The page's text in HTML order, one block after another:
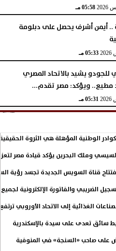
05:58 مـ
أيمن أشرف يحصل على دبلومة
05:33 مـ
للجودو يشيد بالاتحاد المصري
مطيع.. ويؤكد: مصر تقدم...
05:31 مـ
وملك البحرين يؤكد قيادة مصر
قناة السويس الجديدة تجسد رؤية
الضريبي والفاتورة الإلكترونية
إلى الاتحاد الأوروبي ترتفع 15.4% خلال النصف الأول من
سائق تعدى على سيدة بالإسكندرية
على صاحب «السنجة» في المنوفية